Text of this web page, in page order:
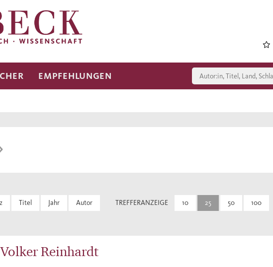
EMPFEHLUNGEN
Titel Jahr Autor TREFFERANZEIGE 10 25 50 100
Volker Reinhardt